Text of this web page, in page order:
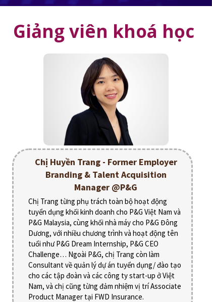
Giảng viên khoá học
Chị Trang từng phụ trách toàn bộ hoạt động
tuyển dụng khối kinh doanh cho P&G Việt Nam và
P&G Malaysia, cùng khối nhà máy cho P&G Đông
Dương, với nhiều chương trình và hoạt động tên
tuổi như P&G Dream Internship, P&G CEO
Challenge… Ngoài P&G, chị Trang còn làm
Consultant về quản lý dự án tuyển dụng/ đào tạo
cho các tập đoàn và các công ty start-up ở Việt
Nam, và chị cũng từng đảm nhiệm vị trí Associate
Product Manager tại FWD Insurance.
Chị Huyền Trang - Former Employer
Branding & Talent Acquisition
Manager @P&G